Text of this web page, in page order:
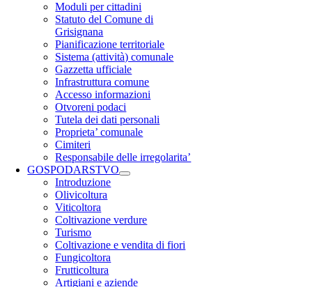
Moduli per cittadini
Statuto del Comune di
Grisignana
Pianificazione territoriale
Sistema (attività) comunale
Gazzetta ufficiale
Infrastruttura comune
Accesso informazioni
Otvoreni podaci
Tutela dei dati personali
Proprieta’ comunale
Cimiteri
Responsabile delle irregolarita’
GOSPODARSTVO
Introduzione
Olivicoltura
Viticoltora
Coltivazione verdure
Turismo
Coltivazione e vendita di fiori
Fungicoltora
Frutticoltura
Artigiani e aziende